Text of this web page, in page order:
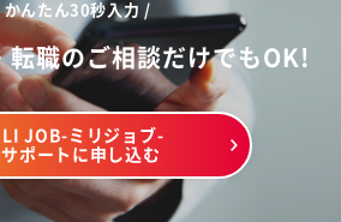
かんたん30秒入力 /
転職のご相談だけでもOK!
JOB-ミリジョブ-
サポートに申し込む